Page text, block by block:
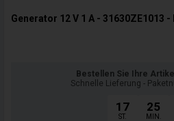
Generator 12 V 1 A - 31630ZE1013 -
Bestellen Sie Ihre
Schnelle Lieferung -
17
ST.
25
MIN.